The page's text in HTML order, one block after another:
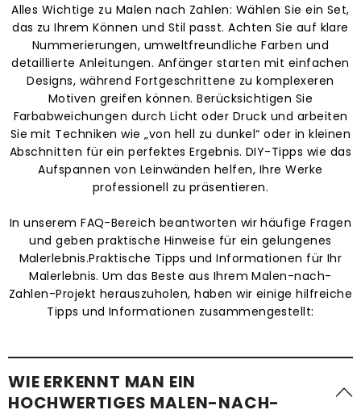
Alles Wichtige zu Malen nach Zahlen: Wählen Sie ein Set,
das zu Ihrem Können und Stil passt. Achten Sie auf klare
Nummerierungen, umweltfreundliche Farben und
detaillierte Anleitungen. Anfänger starten mit einfachen
Designs, während Fortgeschrittene zu komplexeren
Motiven greifen können. Berücksichtigen Sie
Farbabweichungen durch Licht oder Druck und arbeiten
Sie mit Techniken wie „von hell zu dunkel“ oder in kleinen
Abschnitten für ein perfektes Ergebnis. DIY-Tipps wie das
Aufspannen von Leinwänden helfen, Ihre Werke
professionell zu präsentieren.
In unserem FAQ-Bereich beantworten wir häufige Fragen
und geben praktische Hinweise für ein gelungenes
Malerlebnis.Praktische Tipps und Informationen für Ihr
Malerlebnis. Um das Beste aus Ihrem Malen-nach-
Zahlen-Projekt herauszuholen, haben wir einige hilfreiche
Tipps und Informationen zusammengestellt:
WIE ERKENNT MAN EIN
HOCHWERTIGES MALEN-NACH-